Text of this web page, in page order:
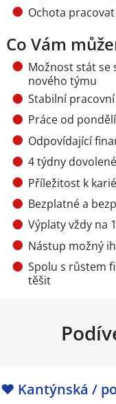
Ochota
Co Vám
Možnost stát se
nového týmu
Stabilní
Práce od
Odpovídající
4 týdny
Příležitost k
Bezplatné a
Výplaty vždy na
Nástup možný
Spolu s růstem
těšit
❤️ Kantýnská /